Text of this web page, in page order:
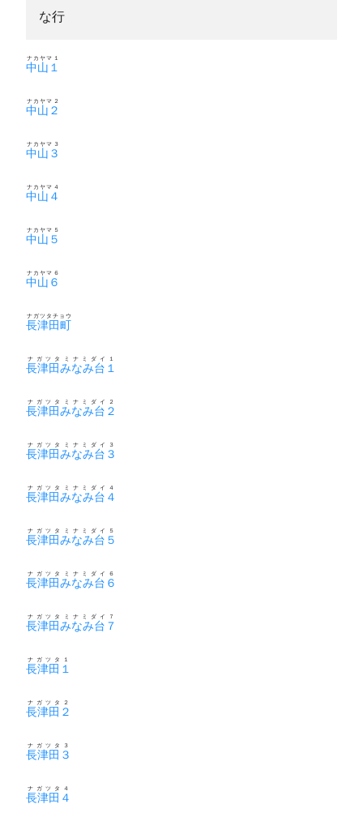
な行
中山１
ナカヤマ１
中山２
ナカヤマ２
中山３
ナカヤマ３
中山４
ナカヤマ４
中山５
ナカヤマ５
中山６
ナカヤマ６
長津田町
ナガツタチョウ
長津田みなみ台１
ナガツタミナミダイ１
長津田みなみ台２
ナガツタミナミダイ２
長津田みなみ台３
ナガツタミナミダイ３
長津田みなみ台４
ナガツタミナミダイ４
長津田みなみ台５
ナガツタミナミダイ５
長津田みなみ台６
ナガツタミナミダイ６
長津田みなみ台７
ナガツタミナミダイ７
長津田１
ナガツタ１
長津田２
ナガツタ２
長津田３
ナガツタ３
長津田４
ナガツタ４